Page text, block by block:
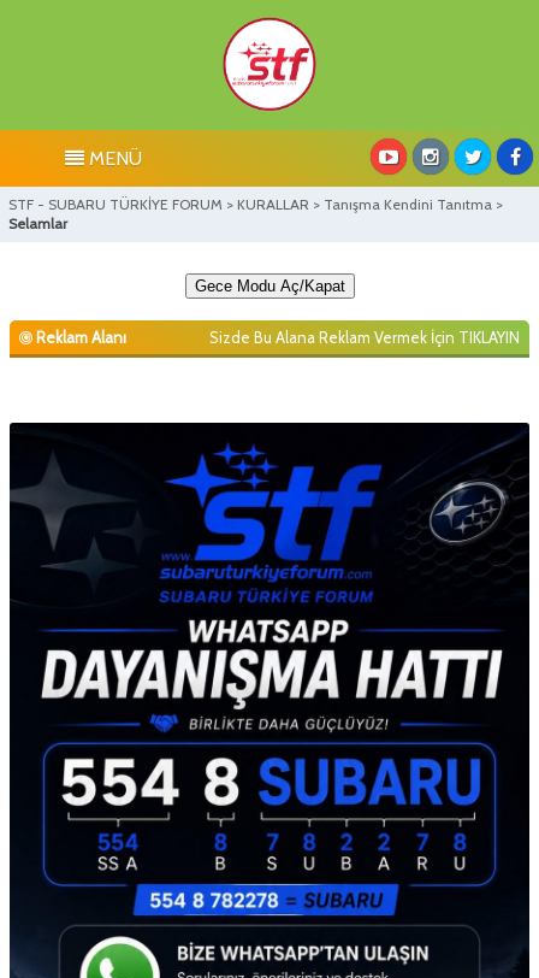
MENÜ
STF - SUBARU TÜRKİYE FORUM > KURALLAR > Tanışma Kendini Tanıtma >
Selamlar
Gece Modu Aç/Kapat
Reklam Alanı Sizde Bu Alana Reklam Vermek İçin TIKLAYIN